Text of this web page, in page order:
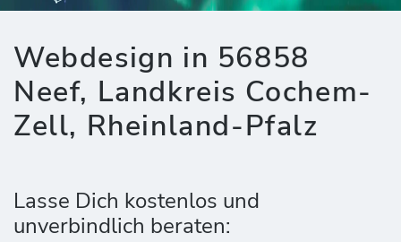
Webdesign in 56858
Neef, Landkreis Cochem-
Zell, Rheinland-Pfalz
Lasse Dich kostenlos und
unverbindlich beraten: